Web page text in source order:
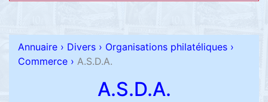
Annuaire › Divers › Organisations philatéliques ›
Commerce › A.S.D.A.
A.S.D.A.